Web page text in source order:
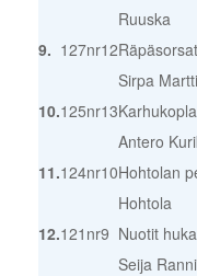
Ruuska
9. 127nr12
Sirpa
10.125nr13
Antero
11.124nr10Hohtolan
Hohtola
12.121 nr9 Nuotit
Seija